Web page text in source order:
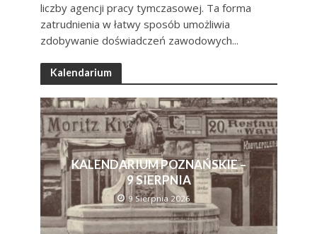
liczby agencji pracy tymczasowej. Ta forma
zatrudnienia w łatwy sposób umożliwia
zdobywanie doświadczeń zawodowych...
Kalendarium
KALENDARIUM POZNAŃSKIE –
9 SIERPNIA
9 Sierpnia 2026